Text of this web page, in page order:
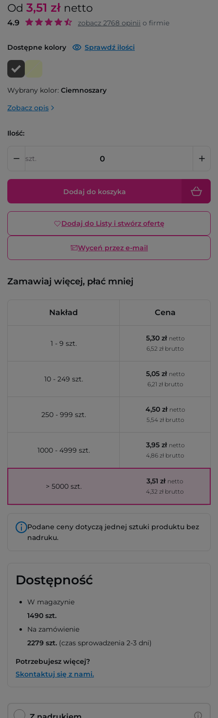
Od 3,51 zł netto
4.9 zobacz 2768 opinii o firmie
Dostępne kolory Sprawdź ilości
Wybrany kolor: Ciemnoszary
Zobacz opis
Ilość:
szt.
Dodaj do koszyka
Dodaj do Listy i stwórz ofertę
Wyceń przez e-mail
Zamawiaj więcej, płać mniej
Nakład Cena
1 - 9 szt.
5,30 zł netto
6,52 zł brutto
10 - 249 szt.
5,05 zł netto
6,21 zł brutto
250 - 999 szt.
4,50 zł netto
5,54 zł brutto
1000 - 4999 szt.
3,95 zł netto
4,86 zł brutto
> 5000 szt.
3,51 zł netto
4,32 zł brutto
Podane ceny dotyczą jednej sztuki produktu bez
nadruku.
Dostępność
W magazynie
1490 szt.
Na zamówienie
2279 szt. (czas sprowadzenia 2-3 dni)
Potrzebujesz więcej?
Skontaktuj się z nami.